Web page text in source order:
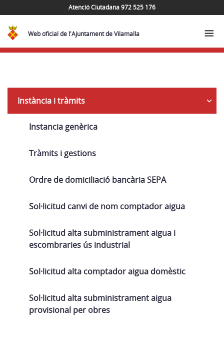
Atenció Ciutadana 972 525 176
Web oficial de l'Ajuntament de Vilamalla
Navega
Instància i tràmits
Instancia genèrica
Tràmits i gestions
Ordre de domiciliació bancària SEPA
Sol·licitud canvi de nom comptador aigua
Sol·licitud alta subministrament aigua i
escombraries ús industrial
Sol·licitud alta comptador aigua domèstic
Sol·licitud alta subministrament aigua
provisional per obres